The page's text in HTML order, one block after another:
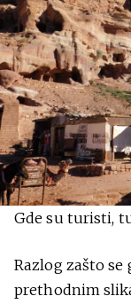
Gde su turisti,
Razlog zašto se
prethodnim